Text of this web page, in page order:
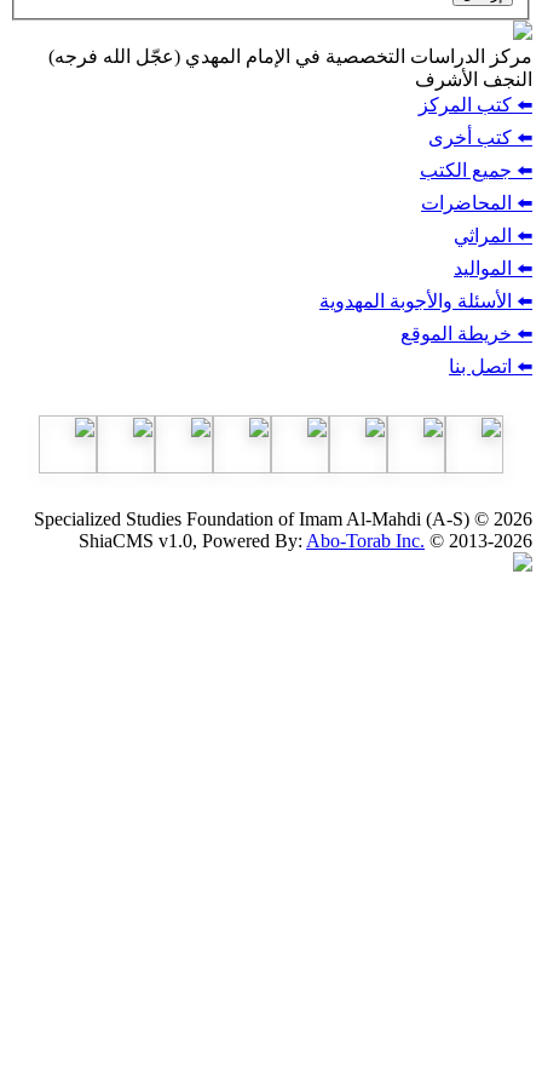
التخصصية في الإمام المهدي (عجّل الله فرجه)
أخرى
الكتب
والأجوبة المهدوية
الموقع
Specialized Studies Foundation of Imam Al-Mahdi (A-S)
ShiaCMS v1.0, Powered By:Abo-Torab Inc.©